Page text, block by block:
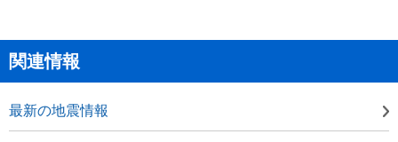
関連情報
最新の地震情報